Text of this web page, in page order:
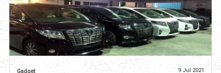
Gadget 9 Jul 2021